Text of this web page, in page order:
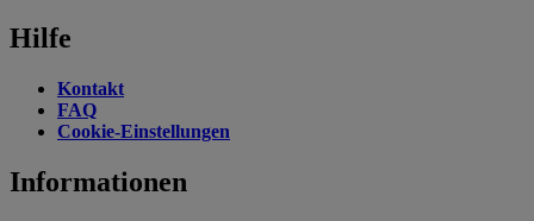
Hilfe
Kontakt
FAQ
Cookie-Einstellungen
Informationen